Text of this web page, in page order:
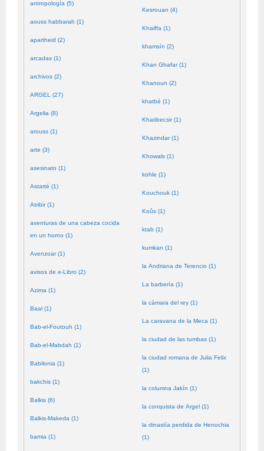
antropología (5)
aouss habbarah (1)
apartheid (2)
arcadas (1)
archivos (2)
ARGEL (27)
Argelia (8)
arouss (1)
arte (3)
asesinato (1)
Astarté (1)
Atribir (1)
aventuras de una cabeza cocida
en un horno (1)
Avenzoar (1)
avisos de e-Libro (2)
Azima (1)
Baal (1)
Bab-el-Foutouh (1)
Bab-el-Mabdah (1)
Babilonia (1)
bakchis (1)
Balkis (6)
Balkis-Makeda (1)
bamia (1)
Kesrouan (4)
Khaiffa (1)
khamsín (2)
Khan Ghafar (1)
Khanoun (2)
khatbé (1)
Khatibecsir (1)
Khazindar (1)
Khowals (1)
kohle (1)
Kouchouk (1)
Koûs (1)
ktab (1)
kumkan (1)
la Andriana de Terencio (1)
La barbería (1)
la cámara del rey (1)
La caravana de la Meca (1)
la ciudad de las tumbas (1)
la ciudad romana de Julia Felix
(1)
la columna Jakín (1)
la conquista de Argel (1)
la dinastía perdida de Henochia
(1)